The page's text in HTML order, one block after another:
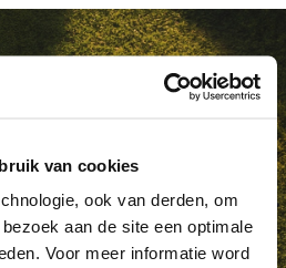
van cookies
ook van derden, om
aan de site een optimale
Voor meer informatie word